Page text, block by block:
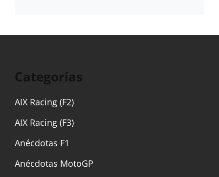
Categorías
AIX Racing (F2)
AIX Racing (F3)
Anécdotas F1
Anécdotas MotoGP